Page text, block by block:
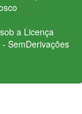
a Licença
SemDerivações